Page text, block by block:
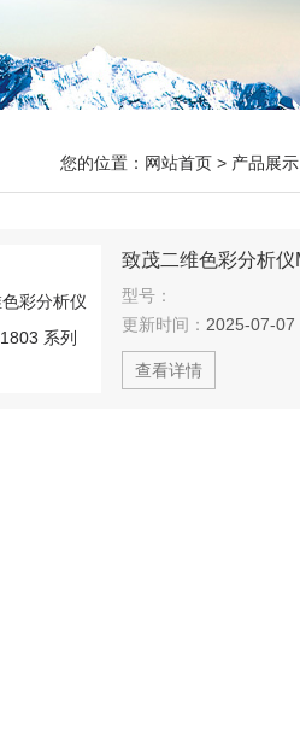
您的位置： 网站首页 > 产品展示
型号：
更新时间： 2025-07-07
查看详情